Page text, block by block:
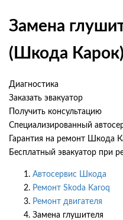
Замена
(Шкода
Диагностика
Заказать эвакуатор
Получить консультацию
Специализированный
Гарантия на ремонт Шкода
Бесплатный эвакуатор при
Автосервис Шкода
Ремонт Skoda Karoq
Ремонт двигателя
Замена глушителя